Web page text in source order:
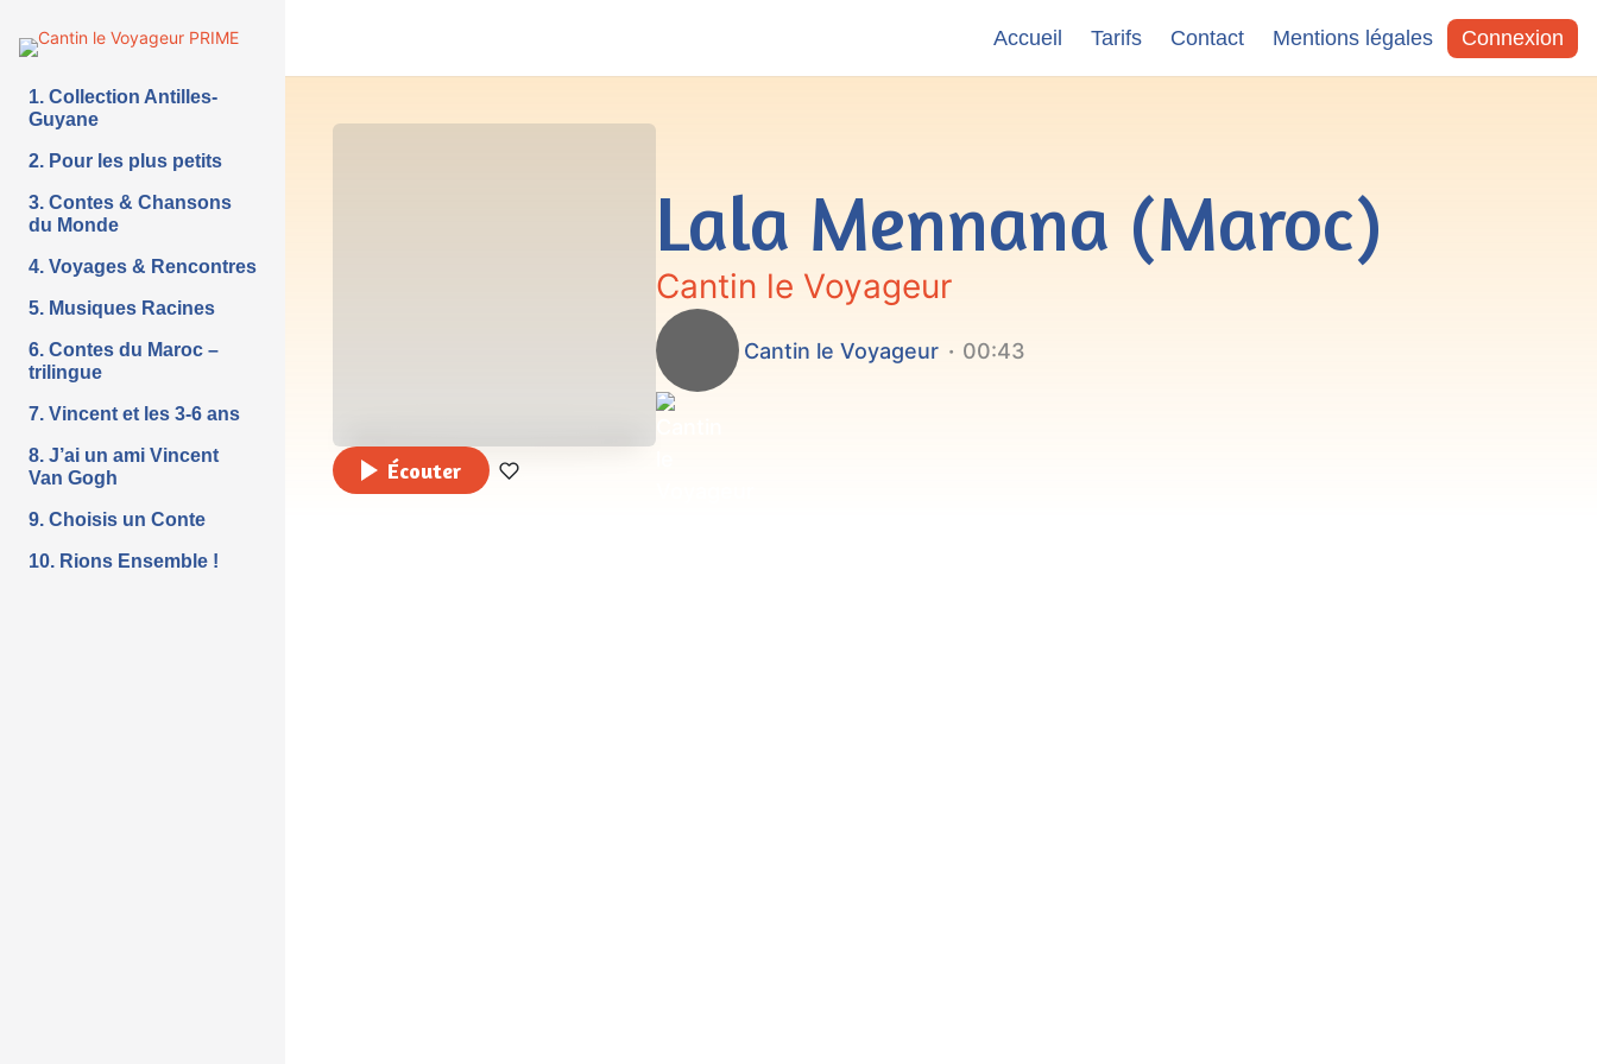
Accueil Tarifs Contact Mentions légales Connexion
1. Collection Antilles-
Guyane
2. Pour les plus petits
3. Contes & Chansons
du Monde
4. Voyages & Rencontres
5. Musiques Racines
6. Contes du Maroc –
trilingue
7. Vincent et les 3-6 ans
8. J’ai un ami Vincent
Van Gogh
9. Choisis un Conte
10. Rions Ensemble !
Lala Mennana (Maroc)
Cantin le Voyageur
Cantin le Voyageur 00:43
Écouter